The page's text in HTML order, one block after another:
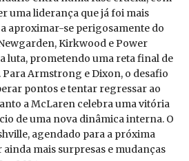
uma liderança que já foi mais
aproximar-se perigosamente do
Kirkwood e Power
luta, prometendo uma reta final de
Para Armstrong e Dixon, o desafio
pontos e tentar regressar ao
a McLaren celebra uma vitória
de uma nova dinâmica interna. O
agendado para a próxima
mais surpresas e mudanças